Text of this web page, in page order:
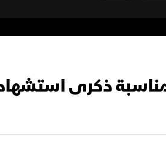
بمناسبة ذكرى